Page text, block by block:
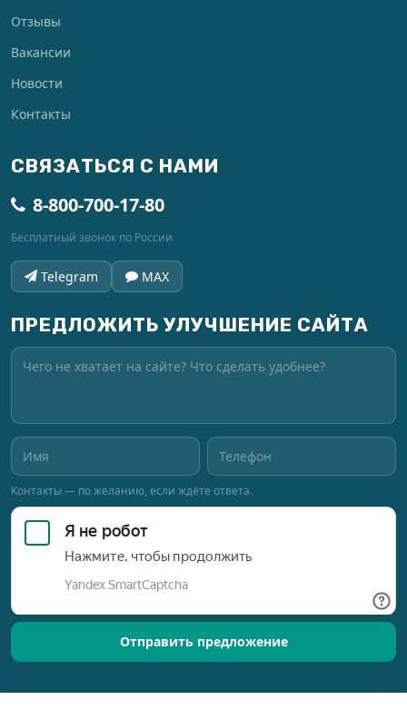
Отзывы
Вакансии
Новости
Контакты
СВЯЗАТЬСЯ С НАМИ
8-800-700-17-80
Бесплатный звонок по России
Telegram MAX
ПРЕДЛОЖИТЬ УЛУЧШЕНИЕ САЙТА
Контакты — по желанию, если ждёте ответа.
Отправить предложение